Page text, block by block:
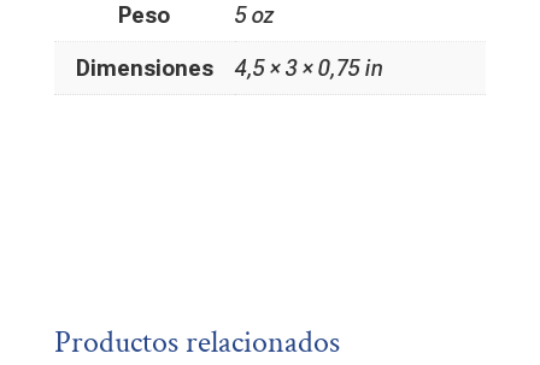
Peso 5 oz
Dimensiones 4,5 × 3 × 0,75 in
Productos relacionados